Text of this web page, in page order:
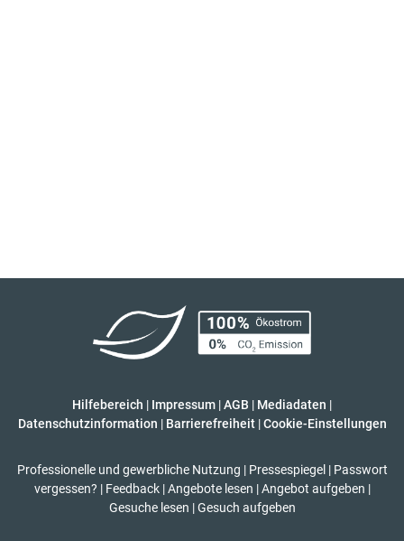
Hilfebereich | Impressum |AGB | Mediadaten |
Datenschutzinformation | Barrierefreiheit | Cookie-Einstellungen
Professionelle und gewerbliche Nutzung | Pressespiegel | Passwort
vergessen? | Feedback | Angebote lesen | Angebot aufgeben |
Gesuche lesen | Gesuch aufgeben